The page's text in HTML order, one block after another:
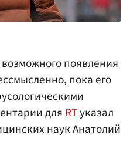
появления
пока его
дляRTуказал
наук Анатолий